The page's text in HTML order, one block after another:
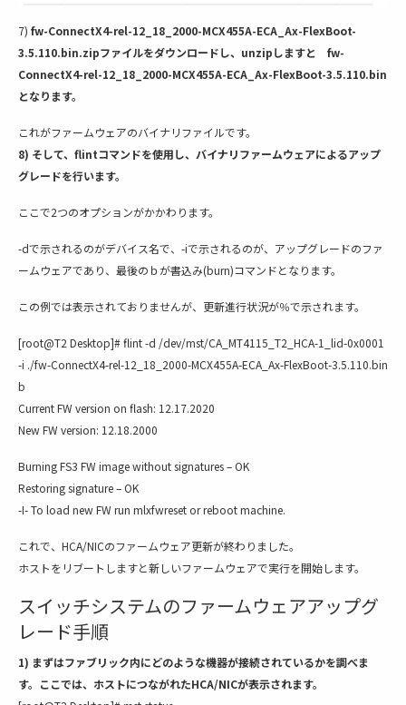
7) fw-ConnectX4-rel-12_18_2000-MCX455A-ECA_Ax-FlexBoot-
3.5.110.bin.zipファイルをダウンロードし、unzipしますと fw-
ConnectX4-rel-12_18_2000-MCX455A-ECA_Ax-FlexBoot-3.5.110.bin
となります。
これがファームウェアのバイナリファイルです。
8) そして、flintコマンドを使用し、バイナリファームウェアによるアップ
グレードを行います。
ここで2つのオプションがかかわります。
-dで示されるのがデバイス名で、-iで示されるのが、アップグレードのファ
ームウェアであり、最後のｂが書込み(burn)コマンドとなります。
この例では表示されておりませんが、更新進行状況が％で示されます。
[root@T2 Desktop]# flint -d /dev/mst/CA_MT4115_T2_HCA-1_lid-0x0001
-i ./fw-ConnectX4-rel-12_18_2000-MCX455A-ECA_Ax-FlexBoot-3.5.110.bin
b
Current FW version on flash: 12.17.2020
New FW version: 12.18.2000
Burning FS3 FW image without signatures – OK
Restoring signature – OK
-I- To load new FW run mlxfwreset or reboot machine.
これで、HCA/NICのファームウェア更新が終わりました。
ホストをリブートしますと新しいファームウェアで実行を開始します。
スイッチシステムのファームウェアアップグ
レード手順
1) まずはファブリック内にどのような機器が接続されているかを調べま
す。ここでは、ホストにつながれたHCA/NICが表示されます。